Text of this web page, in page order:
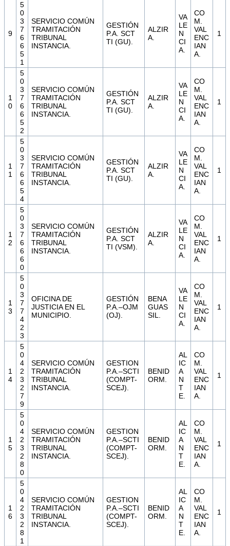
9
5
0
3
7
6
6
5
1
SERVICIO COMÚN
TRAMITACIÓN
TRIBUNAL
INSTANCIA.
GESTIÓN
P.A. SCT
TI (GU).
ALZIR
A.
VA
LE
N
CI
A.
CO
M.
VAL
ENC
IAN
A.
1
1
0
5
0
3
7
6
6
5
2
SERVICIO COMÚN
TRAMITACIÓN
TRIBUNAL
INSTANCIA.
GESTIÓN
P.A. SCT
TI (GU).
ALZIR
A.
VA
LE
N
CI
A.
CO
M.
VAL
ENC
IAN
A.
1
1
1
5
0
3
7
6
6
5
4
SERVICIO COMÚN
TRAMITACIÓN
TRIBUNAL
INSTANCIA.
GESTIÓN
P.A. SCT
TI (GU).
ALZIR
A.
VA
LE
N
CI
A.
CO
M.
VAL
ENC
IAN
A.
1
1
2
5
0
3
7
6
6
6
0
SERVICIO COMÚN
TRAMITACIÓN
TRIBUNAL
INSTANCIA.
GESTIÓN
P.A. SCT
TI (VSM).
ALZIR
A.
VA
LE
N
CI
A.
CO
M.
VAL
ENC
IAN
A.
1
1
3
5
0
3
7
7
4
2
3
OFICINA DE
JUSTICIA EN EL
MUNICIPIO.
GESTIÓN
P.A.–OJM
(OJ).
BENA
GUAS
SIL.
VA
LE
N
CI
A.
CO
M.
VAL
ENC
IAN
A.
1
1
4
5
0
4
2
3
2
7
9
SERVICIO COMÚN
TRAMITACIÓN
TRIBUNAL
INSTANCIA.
GESTION
P.A.–SCTI
(COMPT-
SCEJ).
BENID
ORM.
AL
IC
A
N
T
E.
CO
M.
VAL
ENC
IAN
A.
1
1
5
5
0
4
2
3
2
8
0
SERVICIO COMÚN
TRAMITACIÓN
TRIBUNAL
INSTANCIA.
GESTION
P.A.–SCTI
(COMPT-
SCEJ).
BENID
ORM.
AL
IC
A
N
T
E.
CO
M.
VAL
ENC
IAN
A.
1
1
6
5
0
4
2
3
2
8
1
SERVICIO COMÚN
TRAMITACIÓN
TRIBUNAL
INSTANCIA.
GESTION
P.A.–SCTI
(COMPT-
SCEJ).
BENID
ORM.
AL
IC
A
N
T
E.
CO
M.
VAL
ENC
IAN
A.
1